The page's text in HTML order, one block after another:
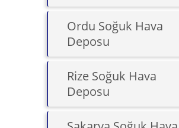
Ordu Soğuk Hava
Deposu
Rize Soğuk Hava
Deposu